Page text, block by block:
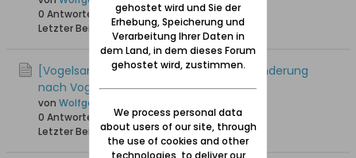
0 Antworten
29.469 Hits0 Likes
Letzter Beitrag
27.11.2017, 02:42
[Vogelsang / Skowronki] Kurt Hübert: Wanderung
nach Vogelsang
von Wolfgang
0 Antworten
14.053 Hits0 Likes
Letzter Beitrag02.01.2013, 17:45
gehostet wird und Sie der
Erhebung, Speicherung und
Verarbeitung Ihrer Daten in
dem Land, in dem dieses Forum
gehostet wird, zustimmen.
We process personal data
about users of our site, through
the use of cookies and other
technologies, to deliver our